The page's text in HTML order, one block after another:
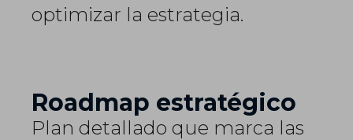
optimizar la estrategia.
Roadmap estratégico
Plan detallado que marca las